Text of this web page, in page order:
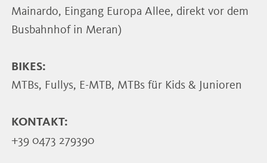
Mainardo, Eingang Europa Allee, direkt vor dem
Busbahnhof in Meran)
BIKES:
MTBs, Fullys, E-MTB, MTBs für Kids & Junioren
KONTAKT:
+39 0473 279390